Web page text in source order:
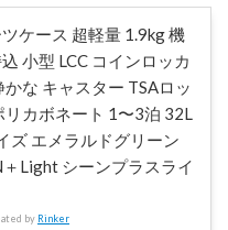
ケース 超軽量 1.9kg 機
小型 LCC コインロッカ
かな キャスター TSAロッ
リカボネート 1〜3泊 32L
ズ エメラルドグリーン
Light シーンプラスライ
by Rinker